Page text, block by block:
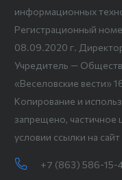
информационных
Регистрационный
08.09.2020 г.
Учредитель —
«Веселовские вести»
Копирование и
запрещено,
условии ссылки на
+7 (863) 586-15-